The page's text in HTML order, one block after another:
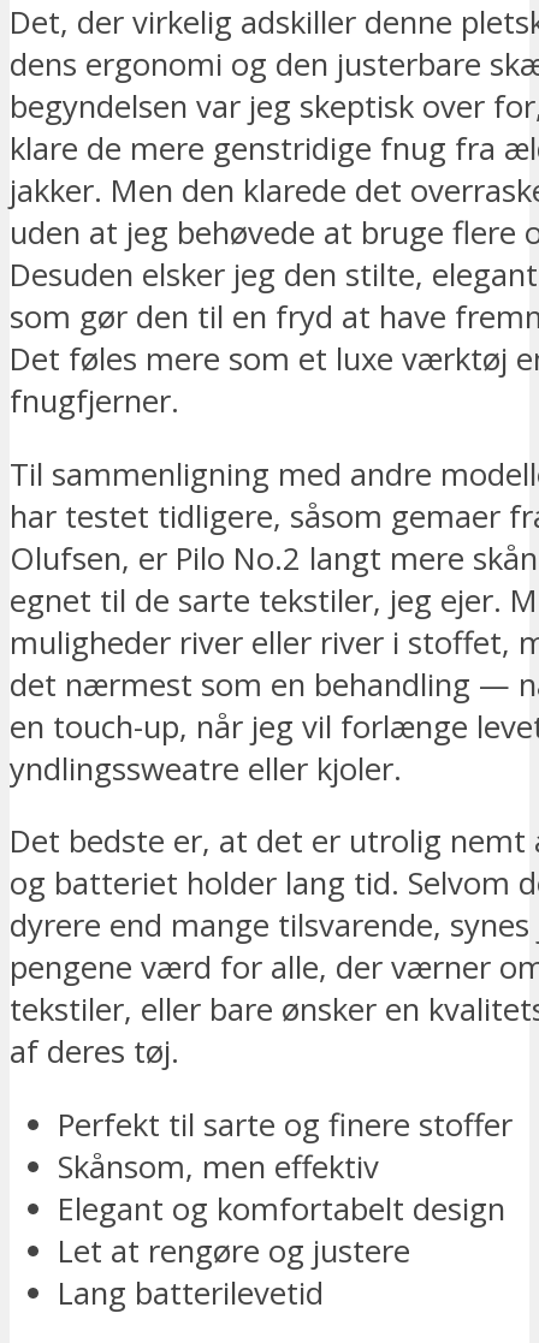
Det, der virkelig adskiller denne
dens ergonomi og den justerbare
begyndelsen var jeg skeptisk over
klare de mere genstridige fnug fra
jakker. Men den klarede det
uden at jeg behøvede at bruge flere
Desuden elsker jeg den stilte,
som gør den til en fryd at have
Det føles mere som et luxe værktøj
fnugfjerner.
Til sammenligning med andre
har testet tidligere, såsom gemaer
Olufsen, er Pilo No.2 langt mere
egnet til de sarte tekstiler, jeg ejer.
muligheder river eller river i stoffet,
det nærmest som en behandling —
en touch-up, når jeg vil forlænge
yndlingssweatre eller kjoler.
Det bedste er, at det er utrolig nemt
og batteriet holder lang tid. Selvom
dyrere end mange tilsvarende,
pengene værd for alle, der værner
tekstiler, eller bare ønsker en
af deres tøj.
Perfekt til sarte og finere stoffer
Skånsom, men effektiv
Elegant og komfortabelt design
Let at rengøre og justere
Lang batterilevetid